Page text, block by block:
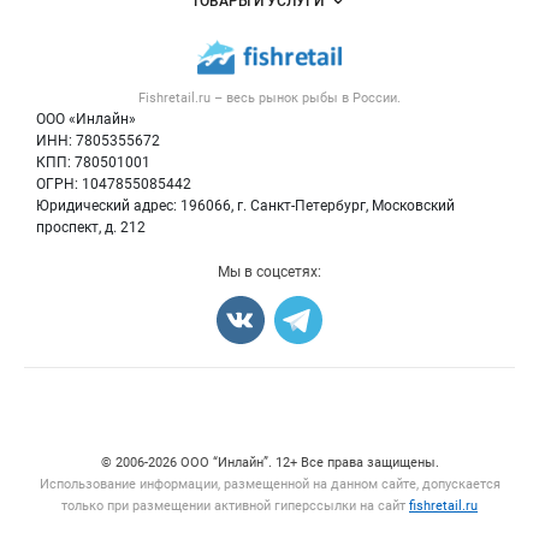
Fishretail.ru – весь рынок рыбы в России.
ООО «Инлайн»
ИНН: 7805355672
КПП: 780501001
ОГРН: 1047855085442
Юридический адрес: 196066, г. Санкт-Петербург, Московский
проспект, д. 212
Размещение рекламы
Публичная оферта
Контактная информация
Политика обработки персональных данных
Новости рынка
Блог
Рыба
Икра
Мы в соцсетях:
© 2006‑2026 ООО “Инлайн”. 12+ Все права защищены.
Использование информации, размещенной на данном сайте, допускается
только при размещении активной гиперссылки на сайт fishretail.ru